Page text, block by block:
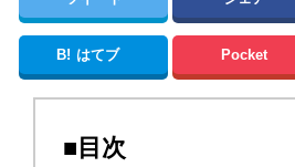
B! はてブ Pocket
■目次